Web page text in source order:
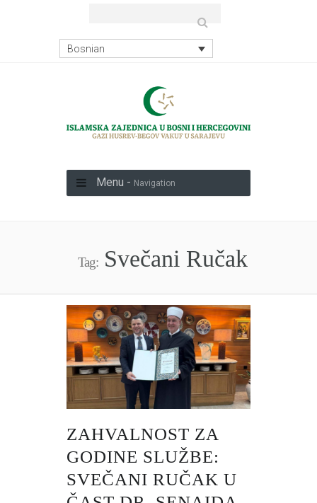
Bosnian
Menu - Navigation
Tag:Svečani Ručak
ZAHVALNOST ZA
GODINE SLUŽBE:
SVEČANI RUČAK U